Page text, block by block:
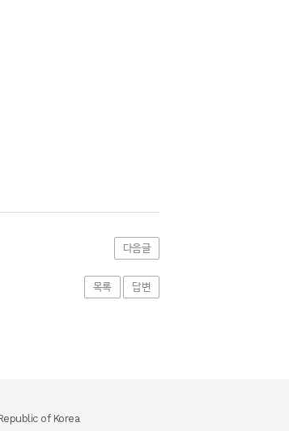
다음글
목록 답변
of Korea